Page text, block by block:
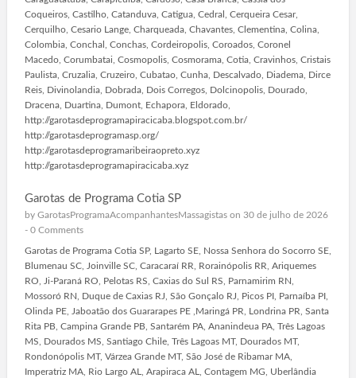
Coqueiros, Castilho, Catanduva, Catigua, Cedral, Cerqueira Cesar,
Cerquilho, Cesario Lange, Charqueada, Chavantes, Clementina, Colina,
Colombia, Conchal, Conchas, Cordeiropolis, Coroados, Coronel
Macedo, Corumbatai, Cosmopolis, Cosmorama, Cotia, Cravinhos, Cristais
Paulista, Cruzalia, Cruzeiro, Cubatao, Cunha, Descalvado, Diadema, Dirce
Reis, Divinolandia, Dobrada, Dois Corregos, Dolcinopolis, Dourado,
Dracena, Duartina, Dumont, Echapora, Eldorado,
http://garotasdeprogramapiracicaba.blogspot.com.br/
http://garotasdeprogramasp.org/
http://garotasdeprogramaribeiraopreto.xyz
http://garotasdeprogramapiracicaba.xyz
Garotas de Programa Cotia SP
by GarotasProgramaAcompanhantesMassagistason 30 de julho de 2026
- 0 Comments
Garotas de Programa Cotia SP, Lagarto SE, Nossa Senhora do Socorro SE,
Blumenau SC, Joinville SC, Caracaraí RR, Rorainópolis RR, Ariquemes
RO, Ji-Paraná RO, Pelotas RS, Caxias do Sul RS, Parnamirim RN,
Mossoró RN, Duque de Caxias RJ, São Gonçalo RJ, Picos PI, Parnaíba PI,
Olinda PE, Jaboatão dos Guararapes PE ,Maringá PR, Londrina PR, Santa
Rita PB, Campina Grande PB, Santarém PA, Ananindeua PA, Três Lagoas
MS, Dourados MS, Santiago Chile, Três Lagoas MT, Dourados MT,
Rondonópolis MT, Várzea Grande MT, São José de Ribamar MA,
Imperatriz MA, Rio Largo AL, Arapiraca AL, Contagem MG, Uberlândia